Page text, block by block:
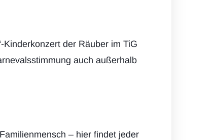
der Räuber im TiG
auch außerhalb
– hier findet jeder